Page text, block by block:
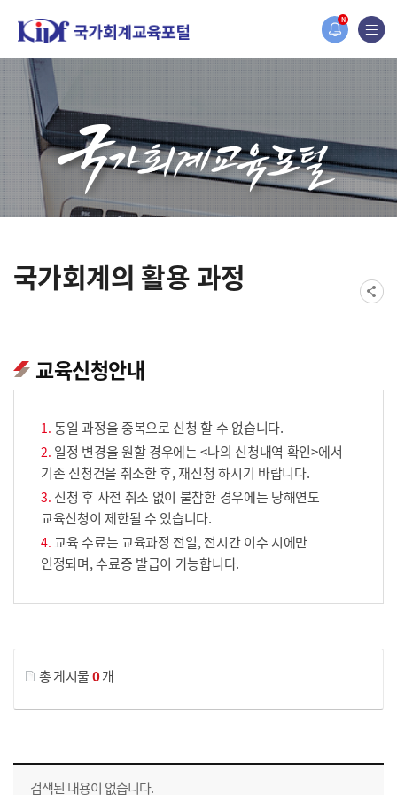
N
홈페이지가 새롭게 개편되었습니다.
한국조세재정연구원홈페이지가 새롭게 개설되었습니다.
국가회계의 활용 과정
교육신청안내
동일 과정을 중복으로 신청 할 수 없습니다.
일정 변경을 원할 경우에는 <나의 신청내역 확인>에서
기존 신청건을 취소한 후, 재신청 하시기 바랍니다.
신청 후 사전 취소 없이 불참한 경우에는 당해연도
교육신청이 제한될 수 있습니다.
교육 수료는 교육과정 전일, 전시간 이수 시에만
인정되며, 수료증 발급이 가능합니다.
총 게시물0개
교육신청 목록을 나타낸 표로 회차, 지역, 접수기간, 교육기간, 교육장소, 신청인원/모집인원, 상태로 나뉘어 설명합니다.
검색된 내용이 없습니다.